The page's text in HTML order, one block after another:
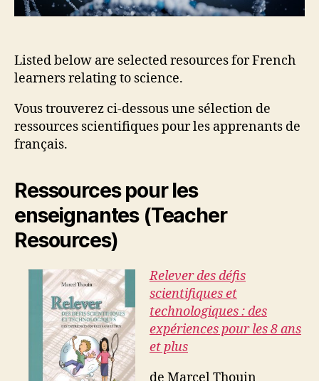
Listed below are selected resources for French
learners relating to science.
Vous trouverez ci-dessous une sélection de
ressources scientifiques pour les apprenants de
français.
Ressources pour les
enseignantes (Teacher
Resources)
Relever des défis
scientifiques et
technologiques : des
expériences pour les 8 ans
et plus